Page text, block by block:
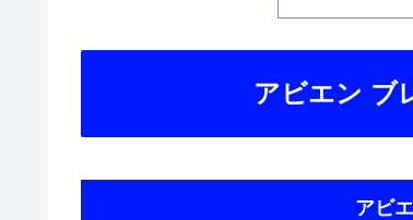
アビエン ブ
アビ